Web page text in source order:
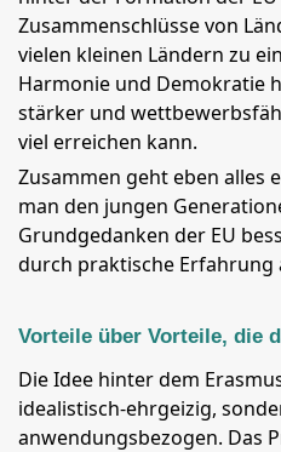
Zusammenschlüsse von
vielen kleinen Ländern zu
Harmonie und Demokratie
stärker und
viel erreichen kann.
Zusammen geht eben alles
man den jungen
Grundgedanken der EU
durch praktische Erfahrung
Vorteile über Vorteile, die
Die Idee hinter dem
idealistisch-ehrgeizig,
anwendungsbezogen. Das